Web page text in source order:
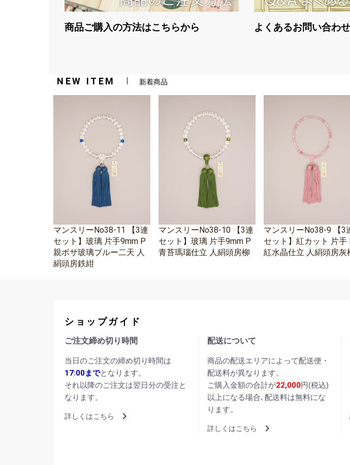
商品ご購入の方法はこちらから よくあるお問い合わ
NEW ITEM 新着商品
マンスリーNo38-11 【3連
セット】玻璃 片手9mm P
親ボサ玻璃ブルー二天 人
絹頭房鉄紺
マンスリーNo38-10 【3連
セット】玻璃 片手9mm P
青苔瑪瑙仕立 人絹頭房柳
マンスリーNo38-9 【3
セット】紅カット 片手
紅水晶仕立 人絹頭房灰
ショップガイド
ご注文締め切り時間
当日のご注文の締め切り時間は
17:00までとなります。
それ以降のご注文は翌日分の受注と
なります。
詳しくはこちら
配送について
商品の配送エリアによって配送便・
配送料が異なります。
ご購入金額の合計が22,000円(税込)
以上になる場合､配送料は無料にな
ります。
詳しくはこちら